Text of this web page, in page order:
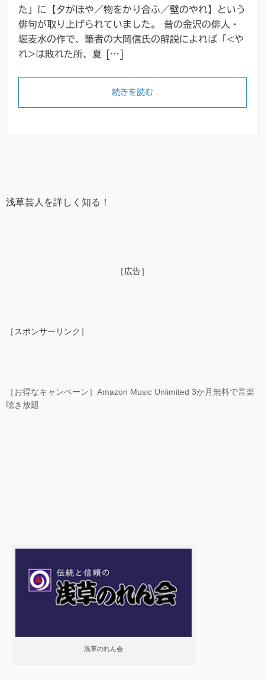
た」に【夕がほや／物をかり合ふ／壁のやれ】という
俳句が取り上げられていました。 昔の金沢の俳人・
堀麦水の作で、筆者の大岡信氏の解説によれば「<や
れ>は敗れた所、夏 […]
続きを読む
浅草芸人を詳しく知る！
［広告］
［スポンサーリンク］
［お得なキャンペーン］Amazon Music Unlimited 3か月無料で音楽
聴き放題
浅草のれん会